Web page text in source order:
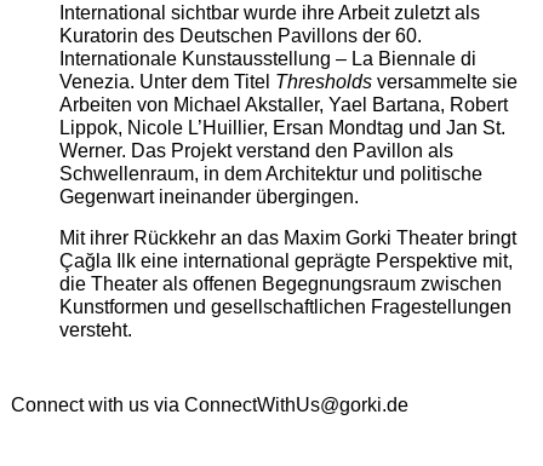
International sichtbar wurde ihre Arbeit zuletzt als
Kuratorin des Deutschen Pavillons der 60.
Internationale Kunstausstellung – La Biennale di
Venezia. Unter dem Titel Thresholdsversammelte sie
Arbeiten von Michael Akstaller, Yael Bartana, Robert
Lippok, Nicole L’Huillier, Ersan Mondtag und Jan St.
Werner. Das Projekt verstand den Pavillon als
Schwellenraum, in dem Architektur und politische
Gegenwart ineinander übergingen.
Mit ihrer Rückkehr an das Maxim Gorki Theater bringt
Çağla Ilk eine international geprägte Perspektive mit,
die Theater als offenen Begegnungsraum zwischen
Kunstformen und gesellschaftlichen Fragestellungen
versteht.
Connect with us via ConnectWithUs@gorki.de